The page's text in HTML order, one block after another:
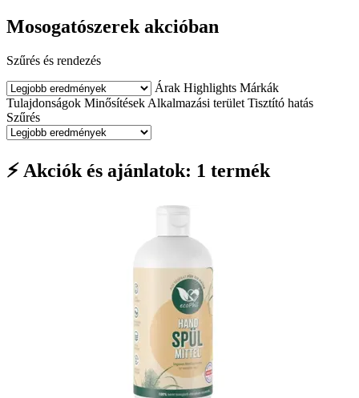
Mosogatószerek akcióban
Szűrés és rendezés
Árak Highlights Márkák
Tulajdonságok Minősítések Alkalmazási terület Tisztító hatás
Szűrés
⚡ Akciók és ajánlatok: 1 termék